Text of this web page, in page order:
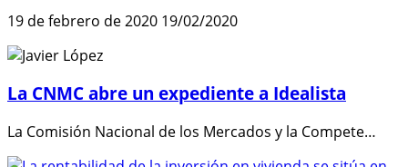
19 de febrero de 2020 19/02/2020
La CNMC abre un expediente a Idealista
La Comisión Nacional de los Mercados y la Compete…